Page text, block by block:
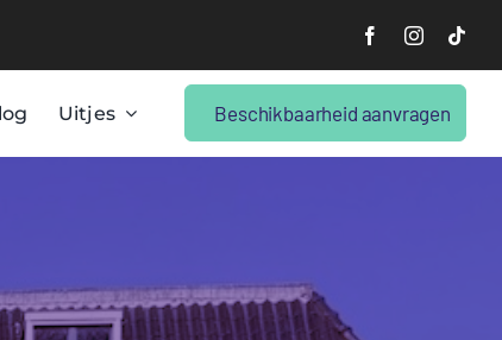
Uitjes Beschikbaarheid aanvragen